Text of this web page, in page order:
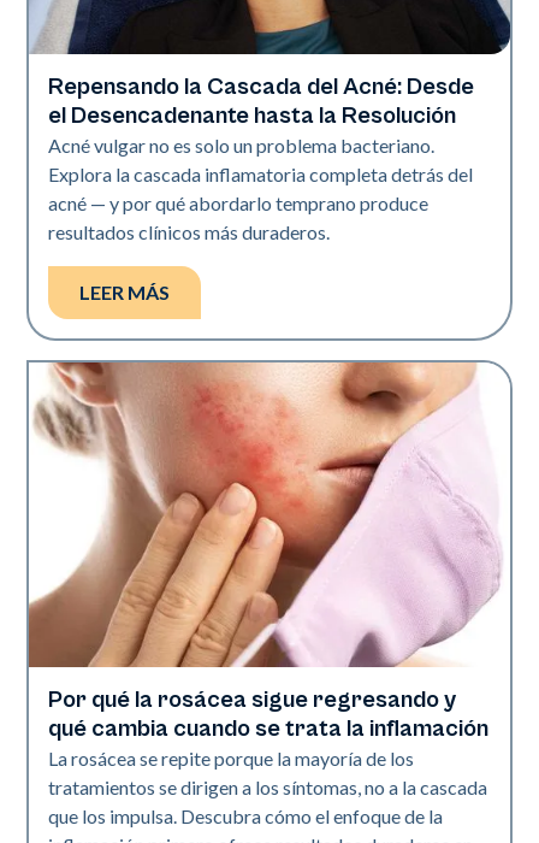
Salud de la piel
Repensando la Cascada del Acné: Desde
el Desencadenante hasta la Resolución
Acné vulgar no es solo un problema bacteriano.
Explora la cascada inflamatoria completa detrás del
acné — y por qué abordarlo temprano produce
resultados clínicos más duraderos.
LEER MÁS
Salud de la piel
Por qué la rosácea sigue regresando y
qué cambia cuando se trata la inflamación
La rosácea se repite porque la mayoría de los
tratamientos se dirigen a los síntomas, no a la cascada
que los impulsa. Descubra cómo el enfoque de la